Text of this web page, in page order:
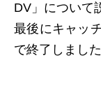
DV」について
最後にキャッ
で終了しました